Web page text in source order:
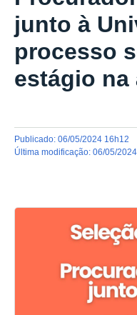
junto à
processo
estágio na
publicado: 06/05/2024 16h12
última modificação: 06/05/